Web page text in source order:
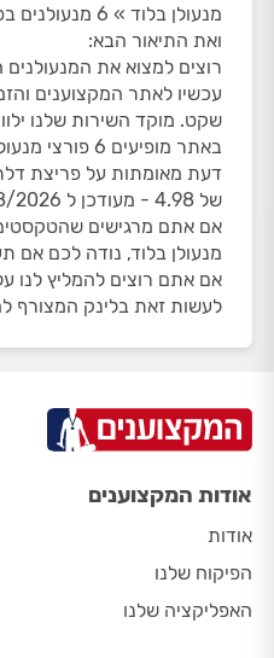
מנעולן בלוד » 6 מנעולנים בפיקוח שלנו • המקצוענים
ואת התיאור הבא:
רוצים למצוא את המנעולנים
עכשיו לאתר המקצוענים
שקט. מוקד השירות שלנו
דעת מאומתות על פריצת
של 4.98 - מעודכן ל 09/08/2026.
אם אתם מרגישים
מנעולן בלוד, נודה לכם אם
אם אתם רוצים להמליץ לנו
לעשות זאת בלינק המצורף
אודות המקצוענים
אודות
הפיקוח שלנו
האפליקציה שלנו